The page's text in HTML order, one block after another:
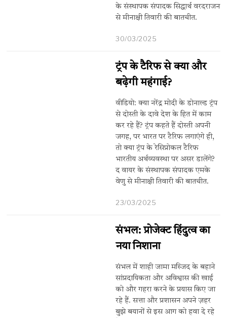
के संस्थापक संपादक सिद्धार्थ वरदराजन
से मीनाक्षी तिवारी की बातचीत.
30/03/2025
ट्रंप के टैरिफ से क्या और
बढ़ेगी महंगाई?
वीडियो: क्या नरेंद्र मोदी के डोनाल्ड ट्रंप
से दोस्ती के दावे देश के हित में काम
कर रहे हैं? ट्रंप कहते हैं दोस्ती अपनी
जगह, पर भारत पर टैरिफ लगाएंगे ही,
तो क्या ट्रंप के रेसिप्रोकल टैरिफ
भारतीय अर्थव्यवस्था पर असर डालेंगे?
द वायर के संस्थापक संपादक एमके
वेणु से मीनाक्षी तिवारी की बातचीत.
23/03/2025
संभल: प्रोजेक्ट हिंदुत्व का
नया निशाना
संभल में शाही जामा मस्जिद के बहाने
सांप्रदायिकता और अविश्वास की खाई
को और गहरा करने के प्रयास किए जा
रहे हैं. सत्ता और प्रशासन अपने ज़हर
बुझे बयानों से इस आग को हवा दे रहे